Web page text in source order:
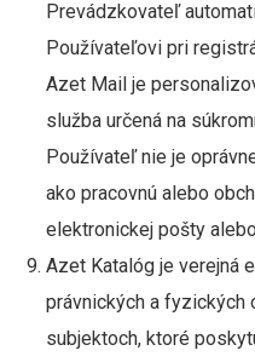
Prevádzkovateľ
Používateľovi pri
Azet Mail je
služba určená na
Používateľ nie je
ako pracovnú alebo
elektronickej pošty
Azet Katalóg je verejná
právnických a fyzických
subjektoch, ktoré